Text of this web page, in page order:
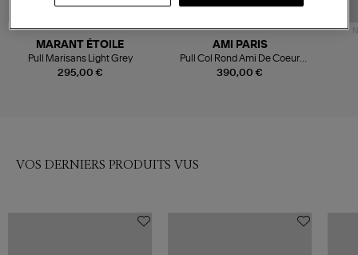
295,00 €
MARANT ÉTOILE
Pull Marisans Light Grey
390,00 €
AMI PARIS
Pull Col Rond Ami De Coeur
Ecru Noir
VOS DERNIERS PRODUITS VUS